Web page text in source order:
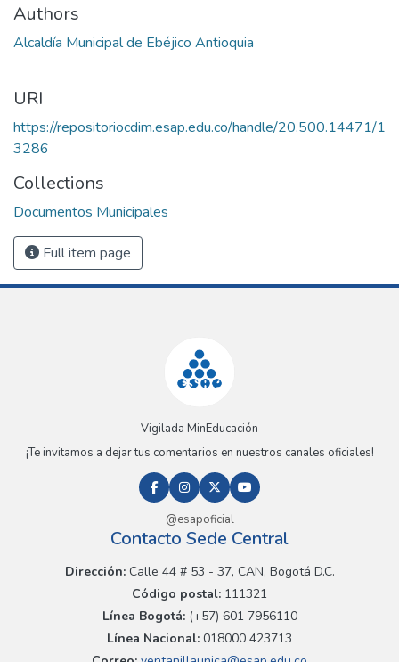
Authors
Alcaldía Municipal de Ebéjico Antioquia
URI
https://repositoriocdim.esap.edu.co/handle/20.500.14471/1
3286
Collections
Documentos Municipales
Full item page
Vigilada MinEducación
¡Te invitamos a dejar tus comentarios en nuestros canales oficiales!
@esapoficial
Contacto Sede Central
Dirección:Calle 44 # 53 - 37, CAN, Bogotá D.C.
Código postal: 111321
Línea Bogotá:(+57) 601 7956110
Línea Nacional: 018000 423713